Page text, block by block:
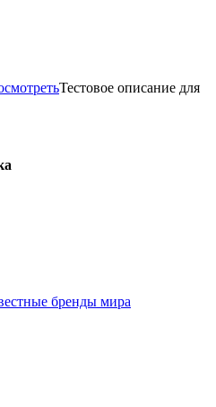
Тестовое описание для
бренды мира